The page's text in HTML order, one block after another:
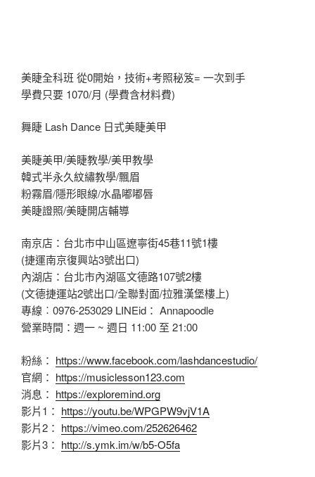
美睫全科班 從0開始，技術+考照秘笈= 一次到手
學費只要 1070/月 (學費含材料費)
舞睫 Lash Dance 日式美睫美甲
美睫美甲/美睫教學/美甲教學
韓式半永久紋繡教學/飄眉
粉霧眉/隱形眼線/水晶嘟嘟唇
美睫證照/美睫開店輔導
南京店：台北市中山區遼寧街45巷11號1樓
(捷運南京復興站3號出口)
內湖店：台北市內湖區文德路107號2樓
(文德捷運站2號出口/全聯對面/拉雅漢堡樓上)
專線︰0976-253029 LINEid： Annapoodle
營業時間：週一 ~ 週日 11:00 至 21:00
粉絲： https://www.facebook.com/lashdancestudio/
官網： https://musiclesson123.com
消息： https://exploremind.org
影片1： https://youtu.be/WPGPW9vjV1A
影片2： https://vimeo.com/252626462
影片3： http://s.ymk.im/w/b5-O5fa